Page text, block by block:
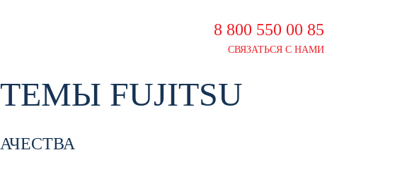
8 800 550 00 85
СВЯЗАТЬСЯ С НАМИ
FUJITSU